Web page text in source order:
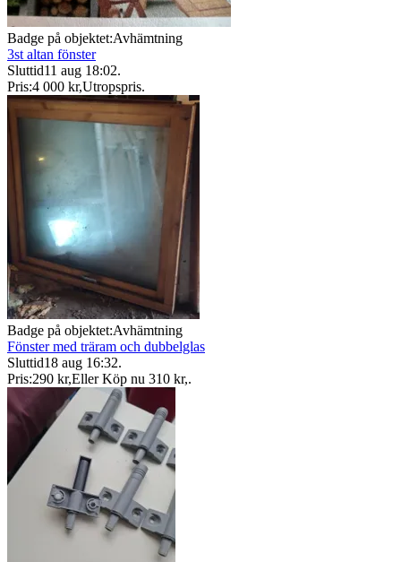
Badge på objektet:Avhämtning
3st altan fönster
Sluttid11 aug 18:02.
Pris:4 000 kr,Utropspris.
Badge på objektet:Avhämtning
Fönster med träram och dubbelglas
Sluttid18 aug 16:32.
Pris:290 kr,Eller Köp nu 310 kr,.